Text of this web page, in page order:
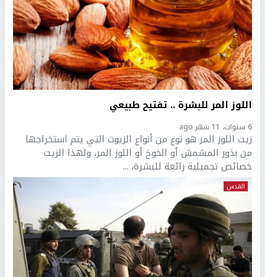
اللوز المر للبشرة .. تفتيح طبيعي
6 سنوات، 11 شهر ago
زيت اللوز المر هو نوع من أنواع الزيوت التي يتم استخراجها
من بذور المشمش أو الخوخ أو اللوز المر، ولهذا الزيت
خصائص تجميلية رائعة للبشرة، ...
القدس